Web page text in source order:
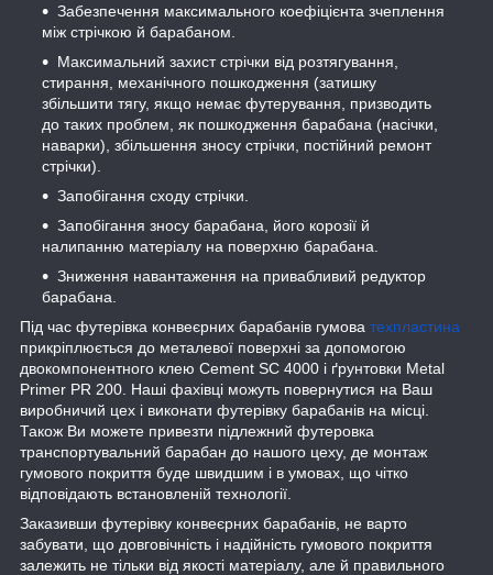
Забезпечення максимального коефіцієнта зчеплення
між стрічкою й барабаном.
Максимальний захист стрічки від розтягування,
стирання, механічного пошкодження (затишку
збільшити тягу, якщо немає футерування, призводить
до таких проблем, як пошкодження барабана (насічки,
наварки), збільшення зносу стрічки, постійний ремонт
стрічки).
Запобігання сходу стрічки.
Запобігання зносу барабана, його корозії й
налипанню матеріалу на поверхню барабана.
Зниження навантаження на привабливий редуктор
барабана.
Під час футерівка конвеєрних барабанів гумова техпластина
прикріплюється до металевої поверхні за допомогою
двокомпонентного клею Cement SC 4000 і ґрунтовки Metal
Primer PR 200. Наші фахівці можуть повернутися на Ваш
виробничий цех і виконати футерівку барабанів на місці.
Також Ви можете привезти підлежний футеровка
транспортувальний барабан до нашого цеху, де монтаж
гумового покриття буде швидшим і в умовах, що чітко
відповідають встановленій технології.
Заказивши футерівку конвеєрних барабанів, не варто
забувати, що довговічність і надійність гумового покриття
залежить не тільки від якості матеріалу, але й правильного